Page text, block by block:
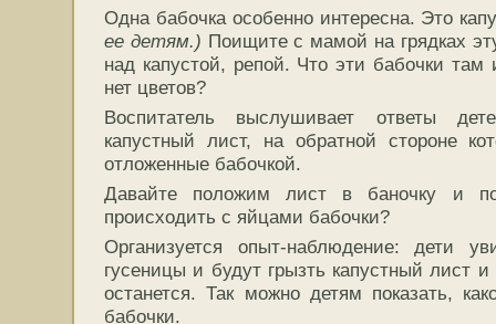
Одна бабочка особенно интересна. Это
ее детям.) Поищите с мамой на грядках
над капустой, репой. Что эти бабочки
нет цветов?
Воспитатель выслушивает ответы
капустный лист, на обратной стороне
отложенные бабочкой.
Давайте положим лист в баночку и
происходить с яйцами бабочки?
Организуется опыт-наблюдение: дети
гусеницы и будут грызть капустный лист и
останется. Так можно детям показать,
бабочки.